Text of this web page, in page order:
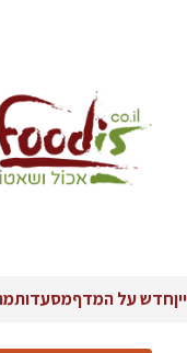
ייןחדש על המדףמסעדות